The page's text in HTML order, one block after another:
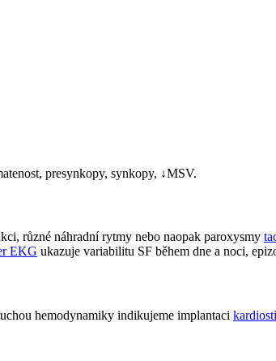
presynkopy, synkopy, ↓MSV.
různé náhradní rytmy nebo naopak paroxysmy
EKG ukazuje variabilitu SF během dne a noci,
hemodynamiky indikujeme implantaci